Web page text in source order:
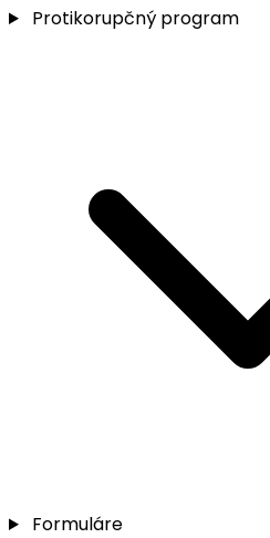
Protikorupčný program
Formuláre